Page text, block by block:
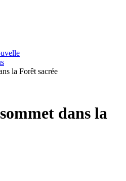
la Forêt sacrée
dans la